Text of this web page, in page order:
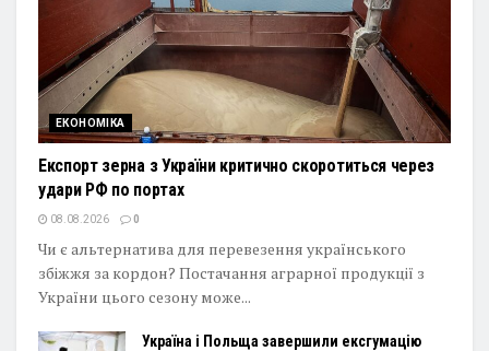
ЕКОНОМІКА
Експорт зерна з України критично скоротиться через
удари РФ по портах
08.08.2026 0
Чи є альтернатива для перевезення українського
збіжжя за кордон? Постачання аграрної продукції з
України цього сезону може...
Україна і Польща завершили ексгумацію